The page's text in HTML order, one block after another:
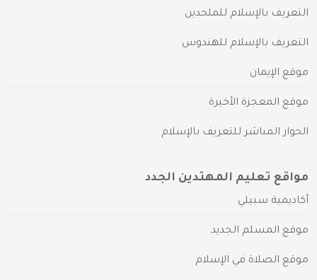
التعريف بالإسلام للملحدين
التعريف بالإسلام للهندوس
موقع الإيمان
موقع المعجزة الأخيرة
الحوار المباشر للتعريف بالإسلام
مواقع تعليم المهتدين الجدد
أكاديمية سبيلي
موقع المسلم الجديد
موقع الصلاة في الإسلام